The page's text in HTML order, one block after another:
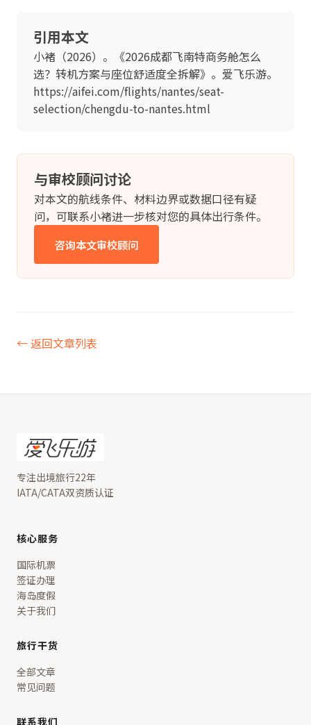
引用本文
小褚（2026）。《2026成都飞南特商务舱怎么
选？转机方案与座位舒适度全拆解》。爱飞乐游。
https://aifei.com/flights/nantes/seat-
selection/chengdu-to-nantes.html
与审校顾问讨论
对本文的航线条件、材料边界或数据口径有疑
问，可联系小褚进一步核对您的具体出行条件。
咨询本文审校顾问
← 返回文章列表
专注出境旅行22年
IATA/CATA双资质认证
核心服务
国际机票
签证办理
海岛度假
关于我们
旅行干货
全部文章
常见问题
联系我们